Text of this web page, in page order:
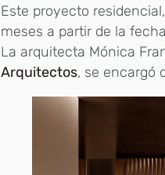
Este proyecto
meses a partir de la
La arquitecta Mónica
Arquitectos, se encargó